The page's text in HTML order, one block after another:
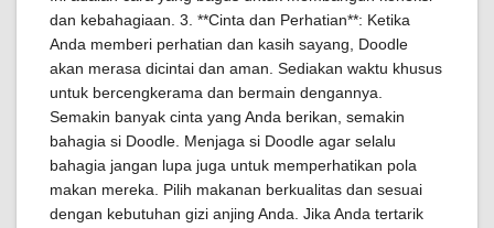
dan kebahagiaan. 3. **Cinta dan Perhatian**: Ketika
Anda memberi perhatian dan kasih sayang, Doodle
akan merasa dicintai dan aman. Sediakan waktu khusus
untuk bercengkerama dan bermain dengannya.
Semakin banyak cinta yang Anda berikan, semakin
bahagia si Doodle. Menjaga si Doodle agar selalu
bahagia jangan lupa juga untuk memperhatikan pola
makan mereka. Pilih makanan berkualitas dan sesuai
dengan kebutuhan gizi anjing Anda. Jika Anda tertarik